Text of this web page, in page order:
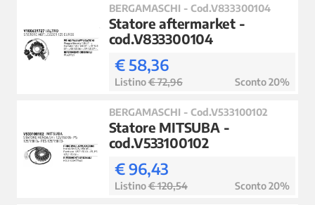
BERGAMASCHI - Cod.V833300104
Statore aftermarket -
cod.V833300104
€ 58,36
Listino€ 72,96 Sconto 20%
BERGAMASCHI - Cod.V533100102
Statore MITSUBA -
cod.V533100102
€ 96,43
Listino€ 120,54 Sconto 20%